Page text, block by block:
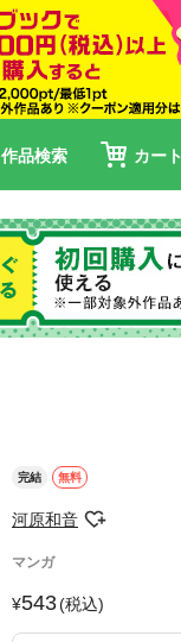
作品検索 カート
完結 無料
河原和音
マンガ
543(税込)